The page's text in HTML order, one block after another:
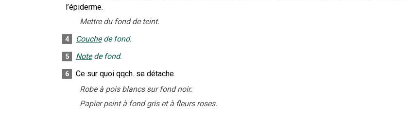
l’épiderme.
Mettre du fond de teint.
4 Couche de fond.
5 Note de fond.
6
Ce sur quoi qqch. se détache.
Robe à pois blancs sur fond noir.
Papier peint à fond gris et à fleurs roses.